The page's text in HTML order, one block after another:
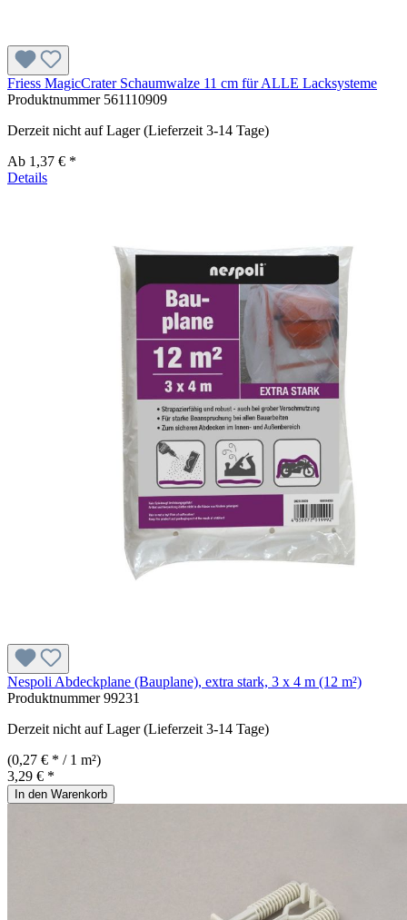
Friess MagicCrater Schaumwalze 11 cm für ALLE Lacksysteme
Produktnummer 561110909
Derzeit nicht auf Lager (Lieferzeit 3-14 Tage)
Ab 1,37 € *
Details
Nespoli Abdeckplane (Bauplane), extra stark, 3 x 4 m (12 m²)
Produktnummer99231
Derzeit nicht auf Lager (Lieferzeit 3-14 Tage)
(0,27 € * / 1 m²)
3,29 € *
In den Warenkorb